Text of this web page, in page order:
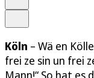
Köln – Wä en
frei ze sin un frei